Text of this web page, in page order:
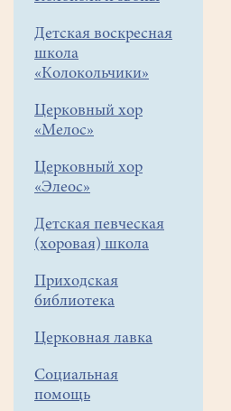
Детская воскресная
школа
«Колокольчики»
Церковный хор
«Мелос»
Церковный хор
«Элеос»
Детская певческая
(хоровая) школа
Приходская
библиотека
Церковная лавка
Социальная
помощь